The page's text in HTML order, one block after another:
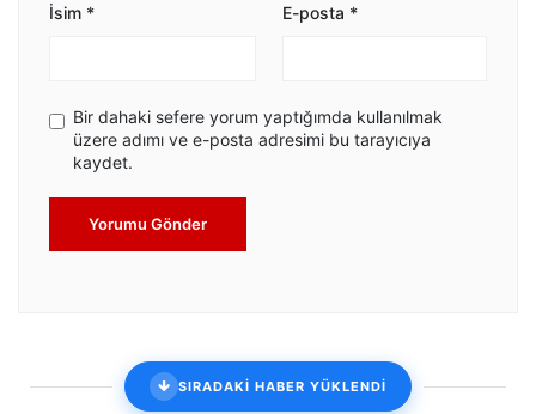
İsim * E-posta *
Bir dahaki sefere yorum yaptığımda kullanılmak
üzere adımı ve e-posta adresimi bu tarayıcıya
kaydet.
Yorumu Gönder
SIRADAKİ HABER YÜKLENDİ